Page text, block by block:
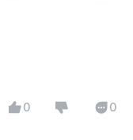
0 0